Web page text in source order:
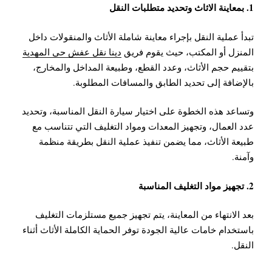
1. بمعاينة الاثاث وتحديد متطلبات النقل
تبدأ عملية النقل بإجراء معاينة شاملة الأثاث والمنقولات داخل
المنزل أو المكتب، حيث يقوم فريق دينا نقل عفش حي المهدية
بتقييم حجم الأثاث، وعدد القطع، وطبيعة المداخل والمخارج،
بالإضافة إلى تحديد الطابق والمسافات المطلوبة.
وتساعد هذه الخطوة على اختيار سيارة النقل المناسبة، وتحديد
عدد العمال، وتجهيز المعدات ومواد التغليف التي تتناسب مع
طبيعة الأثاث، مما يضمن تنفيذ عملية النقل بطريقة منظمة
وآمنة.
2. تجهيز مواد التغليف المناسبة
بعد الانتهاء من المعاينة، يتم تجهيز جميع مستلزمات التغليف
باستخدام خامات عالية الجودة توفر الحماية الكاملة الأثاث أثناء
النقل.